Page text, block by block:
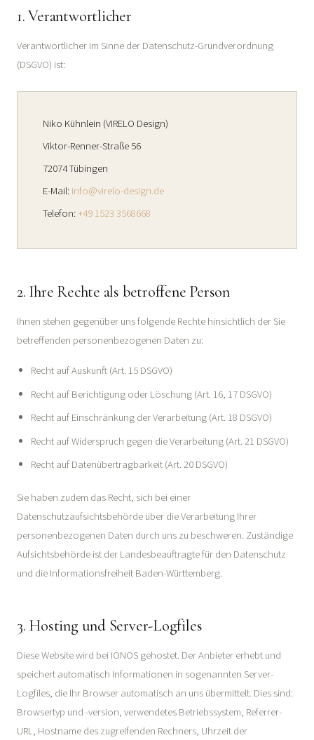
1. Verantwortlicher
Verantwortlicher im Sinne der Datenschutz-Grundverordnung
(DSGVO) ist:
Niko Kühnlein (VIRELO Design)
Viktor-Renner-Straße 56
72074 Tübingen
E-Mail:info@virelo-design.de
Telefon:+49 1523 3568668
2. Ihre Rechte als betroffene Person
Ihnen stehen gegenüber uns folgende Rechte hinsichtlich der Sie
betreffenden personenbezogenen Daten zu:
Recht auf Auskunft (Art. 15 DSGVO)
Recht auf Berichtigung oder Löschung (Art. 16, 17 DSGVO)
Recht auf Einschränkung der Verarbeitung (Art. 18 DSGVO)
Recht auf Widerspruch gegen die Verarbeitung (Art. 21 DSGVO)
Recht auf Datenübertragbarkeit (Art. 20 DSGVO)
Sie haben zudem das Recht, sich bei einer
Datenschutzaufsichtsbehörde über die Verarbeitung Ihrer
personenbezogenen Daten durch uns zu beschweren. Zuständige
Aufsichtsbehörde ist der Landesbeauftragte für den Datenschutz
und die Informationsfreiheit Baden-Württemberg.
3. Hosting und Server-Logfiles
Diese Website wird bei IONOS gehostet. Der Anbieter erhebt und
speichert automatisch Informationen in sogenannten Server-
Logfiles, die Ihr Browser automatisch an uns übermittelt. Dies sind:
Browsertyp und -version, verwendetes Betriebssystem, Referrer-
URL, Hostname des zugreifenden Rechners, Uhrzeit der